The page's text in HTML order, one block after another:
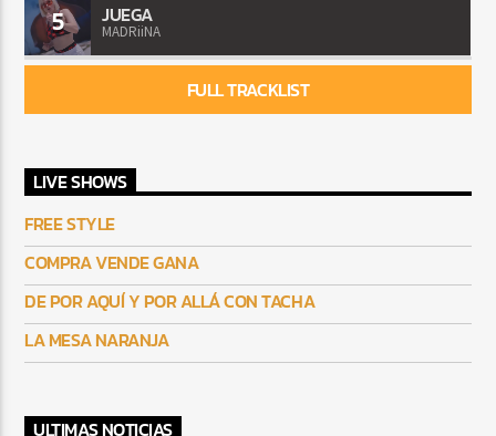
5 JUEGA
MADRiiNA
FULL TRACKLIST
LIVE SHOWS
FREE STYLE
COMPRA VENDE GANA
DE POR AQUÍ Y POR ALLÁ CON TACHA
LA MESA NARANJA
ULTIMAS NOTICIAS